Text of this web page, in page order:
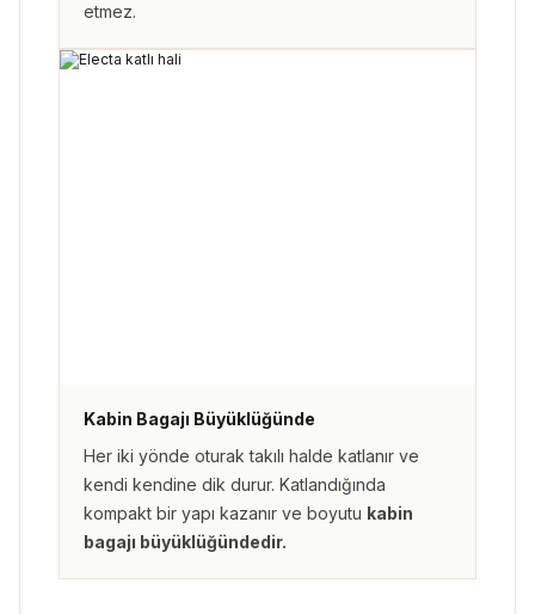
etmez.
Kabin Bagajı Büyüklüğünde
Her iki yönde oturak takılı halde katlanır ve
kendi kendine dik durur. Katlandığında
kompakt bir yapı kazanır ve boyutu kabin
bagajı büyüklüğündedir.